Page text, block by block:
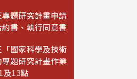
專題研究計畫申請
書、執行同意書
「國家科學及技術
題研究計畫作業
及13點